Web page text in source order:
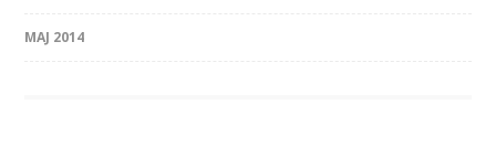
MAJ 2014